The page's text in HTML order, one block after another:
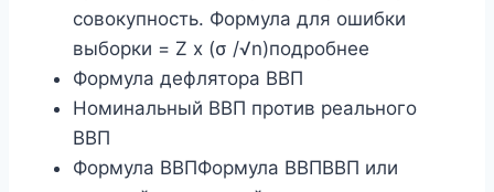
совокупность. Формула для ошибки
выборки = Z x (σ /√n)подробнее
Формула дефлятора ВВП
Номинальный ВВП против реального
ВВП
Формула ВВПФормула ВВПВВП или